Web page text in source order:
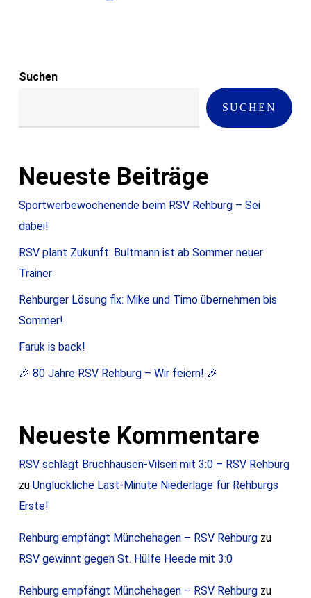
Suchen
SUCHEN
Neueste Beiträge
Sportwerbewochenende beim RSV Rehburg – Sei
dabei!
RSV plant Zukunft: Bultmann ist ab Sommer neuer
Trainer
Rehburger Lösung fix: Mike und Timo übernehmen bis
Sommer!
Faruk is back!
🎉 80 Jahre RSV Rehburg – Wir feiern! 🎉
Neueste Kommentare
RSV schlägt Bruchhausen-Vilsen mit 3:0 – RSV Rehburg
zu Unglückliche Last-Minute Niederlage für Rehburgs
Erste!
Rehburg empfängt Münchehagen – RSV Rehburgzu
RSV gewinnt gegen St. Hülfe Heede mit 3:0
Rehburg empfängt Münchehagen – RSV Rehburgzu